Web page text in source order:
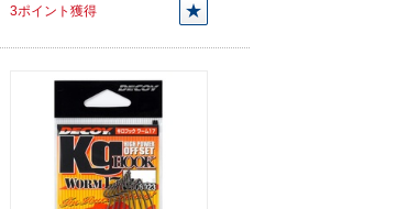
3ポイント獲得